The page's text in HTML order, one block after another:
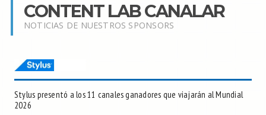
CONTENT LAB CANALAR
NOTICIAS DE NUESTROS SPONSORS
Stylus presentó a los 11 canales ganadores que viajarán al Mundial
2026